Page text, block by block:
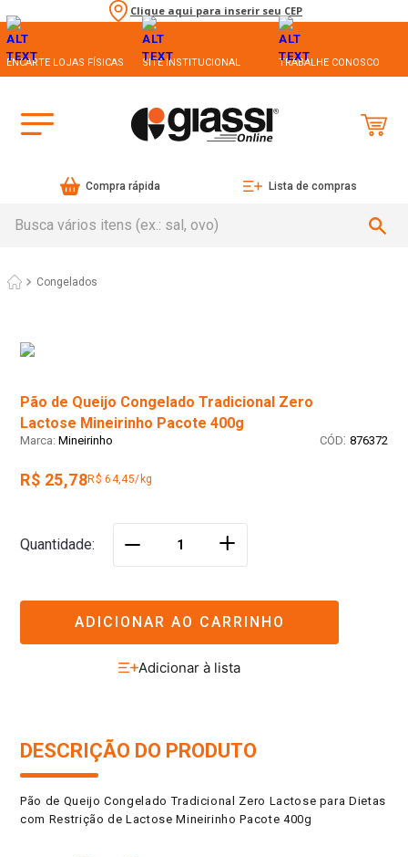
Clique aqui para inserir seu CEP
ENCARTE LOJAS FÍSICAS SITE INSTITUCIONAL TRABALHE CONOSCO
Compra rápida Lista de compras
Congelados
Pão de Queijo Congelado Tradicional Zero
Lactose Mineirinho Pacote 400g
Mineirinho : 876372
R$ 25,78R$ 64,45/kg
Quantidade ＋
ADICIONAR AO CARRINHO
DESCRIÇÃO DO PRODUTO
Pão de Queijo Congelado Tradicional Zero Lactose para Dietas
com Restrição de Lactose Mineirinho Pacote 400g